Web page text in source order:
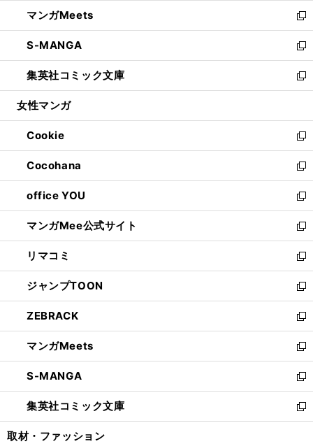
く
で
開
く
ド
ウ
で
開
く
ィ
ン
ド
ウ
で
開
し
い
ウ
ィ
ン
ド
ウ
開
く
マンガMeets
新
し
い
ウ
ィ
ン
ウ
で
開
く
S-MANGA
新
し
い
ウ
ン
ド
ウ
で
開
く
集英社コミック文庫
新
し
ウ
ィ
ン
ド
ウ
で
開
く
女性マンガ
Cookie
新
し
い
ウ
ィ
ン
ド
ウ
で
開
く
Cocohana
新
し
い
ウ
ィ
ン
ド
ウ
で
開
く
office YOU
新
し
い
ウ
ィ
ン
ド
ウ
で
開
く
マンガMee公式サイト
新
し
い
ウ
ィ
ン
ド
ウ
で
開
く
リマコミ
新
し
い
ウ
ィ
ン
ド
ウ
で
開
く
ジャンプTOON
新
し
い
ウ
ィ
ン
ド
ウ
で
開
ZEBRACK
新
し
い
ウ
ィ
ン
ド
ウ
マンガMeets
新
し
い
ウ
ィ
ン
S-MANGA
新
し
い
ウ
集英社コミック文庫
新
し
取材・ファッション